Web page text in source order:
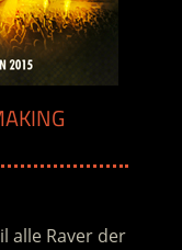
alle Raver der